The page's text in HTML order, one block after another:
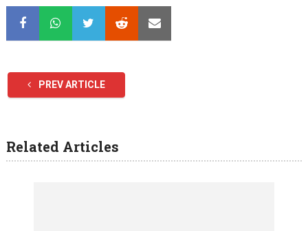
PREV ARTICLE
Related Articles